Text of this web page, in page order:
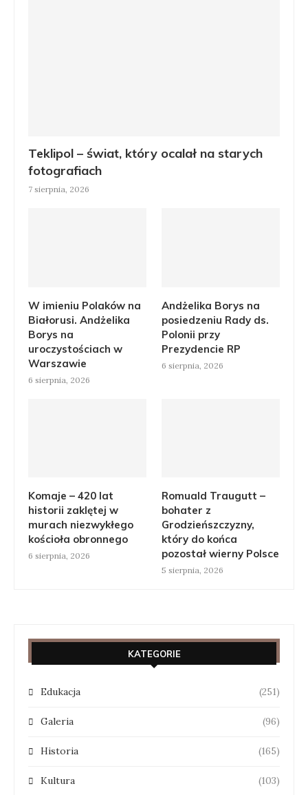
Teklipol – świat, który ocalał na starych
fotografiach
7 sierpnia, 2026
W imieniu Polaków na
Białorusi. Andżelika
Borys na
uroczystościach w
Warszawie
6 sierpnia, 2026
Andżelika Borys na
posiedzeniu Rady ds.
Polonii przy
Prezydencie RP
6 sierpnia, 2026
Komaje – 420 lat
historii zaklętej w
murach niezwykłego
kościoła obronnego
6 sierpnia, 2026
Romuald Traugutt –
bohater z
Grodzieńszczyzny,
który do końca
pozostał wierny Polsce
5 sierpnia, 2026
KATEGORIE
Edukacja (251)
Galeria (96)
Historia (165)
Kultura (103)